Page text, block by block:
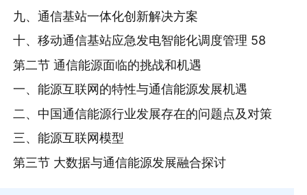
九、通信基站一体化创新解决方案
十、移动通信基站应急发电智能化调度管理 58
第二节 通信能源面临的挑战和机遇
一、能源互联网的特性与通信能源发展机遇
二、中国通信能源行业发展存在的问题点及对策
三、能源互联网模型
第三节 大数据与通信能源发展融合探讨